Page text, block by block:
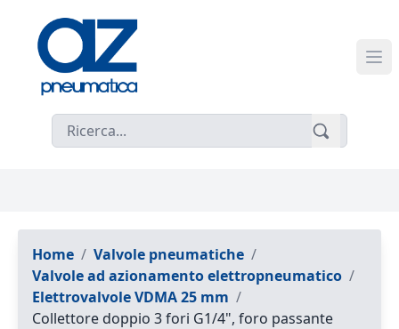
Home / Valvole pneumatiche /
Valvole ad azionamento elettropneumatico /
Elettrovalvole VDMA 25 mm /
Collettore doppio 3 fori G1/4", foro passante